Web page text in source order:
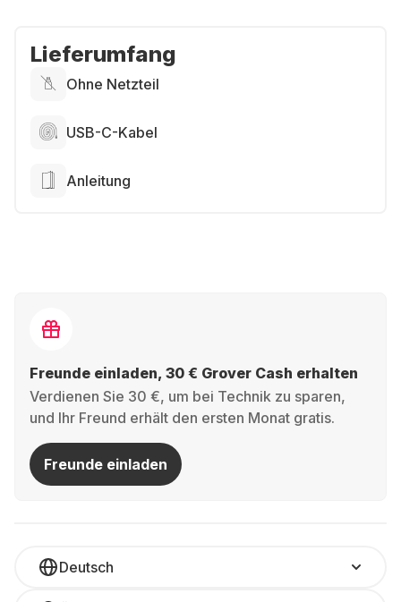
Lieferumfang
Ohne Netzteil
USB-C-Kabel
Anleitung
Freunde einladen, 30 € Grover Cash erhalten
Verdienen Sie 30 €, um bei Technik zu sparen,
und Ihr Freund erhält den ersten Monat gratis.
Freunde einladen
Deutsch